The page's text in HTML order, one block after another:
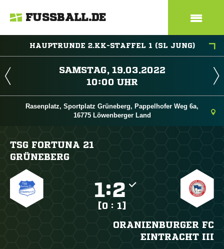
FUSSBALL.DE
HAUPTRUNDE 2.KK-STAFFEL 1 (SL JUNG)
 
 
Rasenplatz, Sportplatz Grüneberg, Pappelhofer Weg 6a,
16775 Löwenberger Land
TSG FORTUNA 21
GRÜNEBERG
:
[0 : 1]
ORANIENBURGER FC
EINTRACHT III